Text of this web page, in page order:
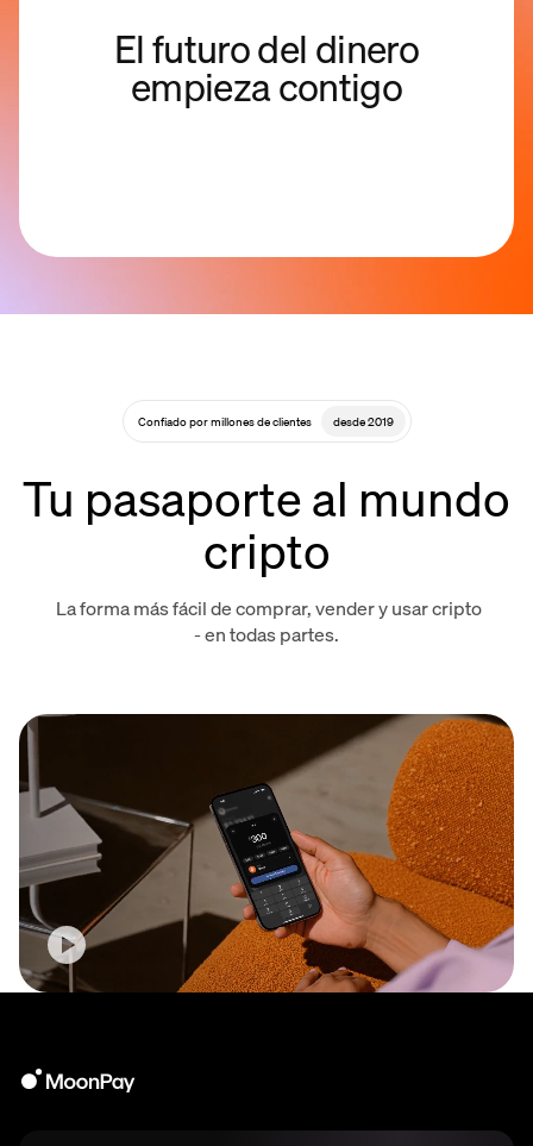
El futuro del dinero
empieza contigo
Confiado por millones de clientes desde 2019
Tu pasaporte al mundo
cripto
La forma más fácil de comprar, vender y usar cripto
- en todas partes.